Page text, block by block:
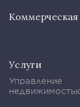
Услуги
Управление